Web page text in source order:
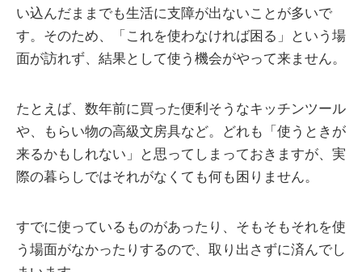
い込んだままでも生活に支障が出ないことが多いで
す。そのため、「これを使わなければ困る」という場
面が訪れず、結果として使う機会がやって来ません。
たとえば、数年前に買った便利そうなキッチンツール
や、もらい物の高級文房具など。どれも「使うときが
来るかもしれない」と思ってしまっておきますが、実
際の暮らしではそれがなくても何も困りません。
すでに使っているものがあったり、そもそもそれを使
う場面がなかったりするので、取り出さずに済んでし